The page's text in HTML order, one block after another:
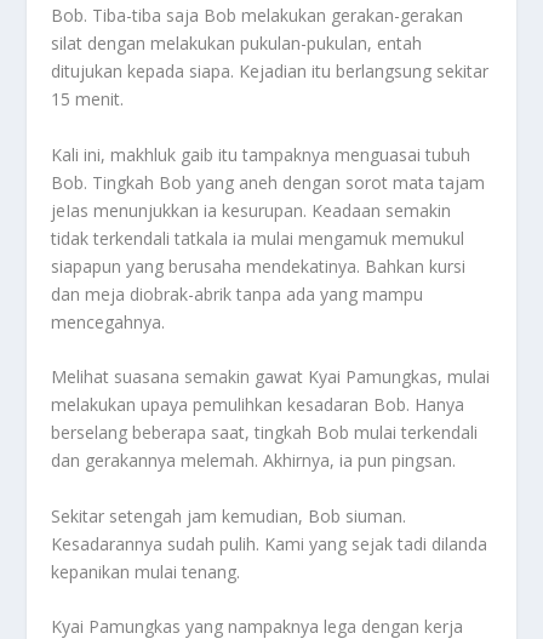
Bob. Tiba-tiba saja Bob melakukan gerakan-gerakan
silat dengan melakukan pukulan-pukulan, entah
ditujukan kepada siapa. Kejadian itu berlangsung sekitar
15 menit.
Kali ini, makhluk gaib itu tampaknya menguasai tubuh
Bob. Tingkah Bob yang aneh dengan sorot mata tajam
jeIas menunjukkan ia kesurupan. Keadaan semakin
tidak terkendali tatkala ia mulai mengamuk memukul
siapapun yang berusaha mendekatinya. Bahkan kursi
dan meja diobrak-abrik tanpa ada yang mampu
mencegahnya.
Melihat suasana semakin gawat Kyai Pamungkas, mulai
melakukan upaya pemulihkan kesadaran Bob. Hanya
berselang beberapa saat, tingkah Bob mulai terkendali
dan gerakannya melemah. Akhirnya, ia pun pingsan.
Sekitar setengah jam kemudian, Bob siuman.
Kesadarannya sudah pulih. Kami yang sejak tadi dilanda
kepanikan mulai tenang.
Kyai Pamungkas yang nampaknya lega dengan kerja